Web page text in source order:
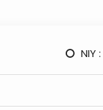
NIY :